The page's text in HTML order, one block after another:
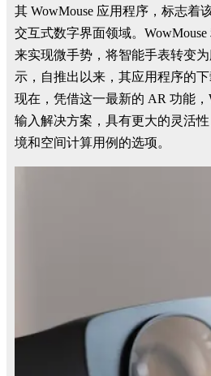
其 WowMouse 应用程序，标志着
交互式数字界面领域。
来实现微手势，将智能手表转变
示，自推出以来，其应用程序的下
现在，凭借这一最新的 AR 功能，
输入解决方案，具有更大的灵活
境和空间计算用例的选项。